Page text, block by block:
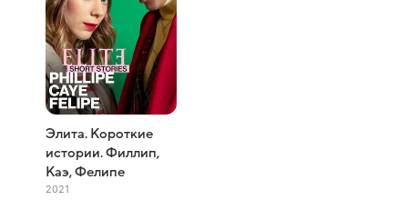
Элита. Короткие
истории. Филлип,
Каэ, Фелипе
2021